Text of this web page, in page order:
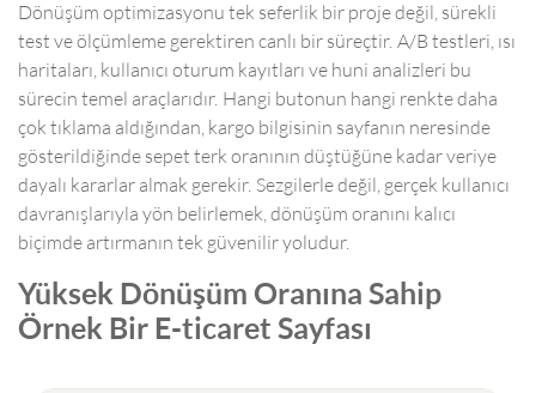
Dönüşüm optimizasyonu tek seferlik bir proje değil, sürekli
test ve ölçümleme gerektiren canlı bir süreçtir. A/B testleri, ısı
haritaları, kullanıcı oturum kayıtları ve huni analizleri bu
sürecin temel araçlarıdır. Hangi butonun hangi renkte daha
çok tıklama aldığından, kargo bilgisinin sayfanın neresinde
gösterildiğinde sepet terk oranının düştüğüne kadar veriye
dayalı kararlar almak gerekir. Sezgilerle değil, gerçek kullanıcı
davranışlarıyla yön belirlemek, dönüşüm oranını kalıcı
biçimde artırmanın tek güvenilir yoludur.
Yüksek Dönüşüm Oranına Sahip
Örnek Bir E-ticaret Sayfası